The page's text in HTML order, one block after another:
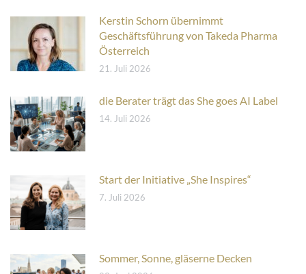
Kerstin Schorn übernimmt
Geschäftsführung von Takeda Pharma
Österreich
21. Juli 2026
die Berater trägt das She goes AI Label
14. Juli 2026
Start der Initiative „She Inspires“
7. Juli 2026
Sommer, Sonne, gläserne Decken